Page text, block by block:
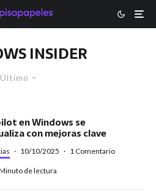
INSIDER
Último
en Windows se
con mejoras clave
· 10/10/2025 · 1 Comentario
de lectura